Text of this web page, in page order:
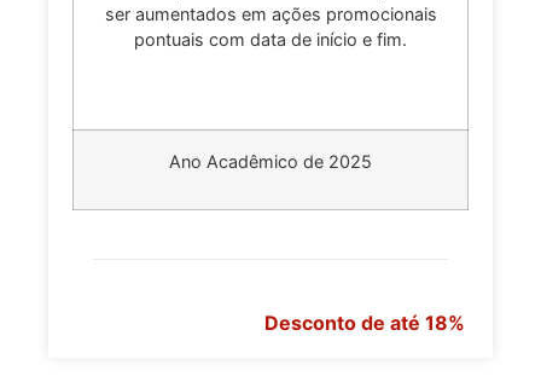
ser aumentados em ações promocionais
pontuais com data de início e fim.
Ano Acadêmico de 2025
Desconto de até 18%